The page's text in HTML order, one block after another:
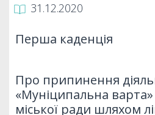
31.12.2020
Перша каденція
Про припинення
«Муніципальна варта»
міської ради шляхом